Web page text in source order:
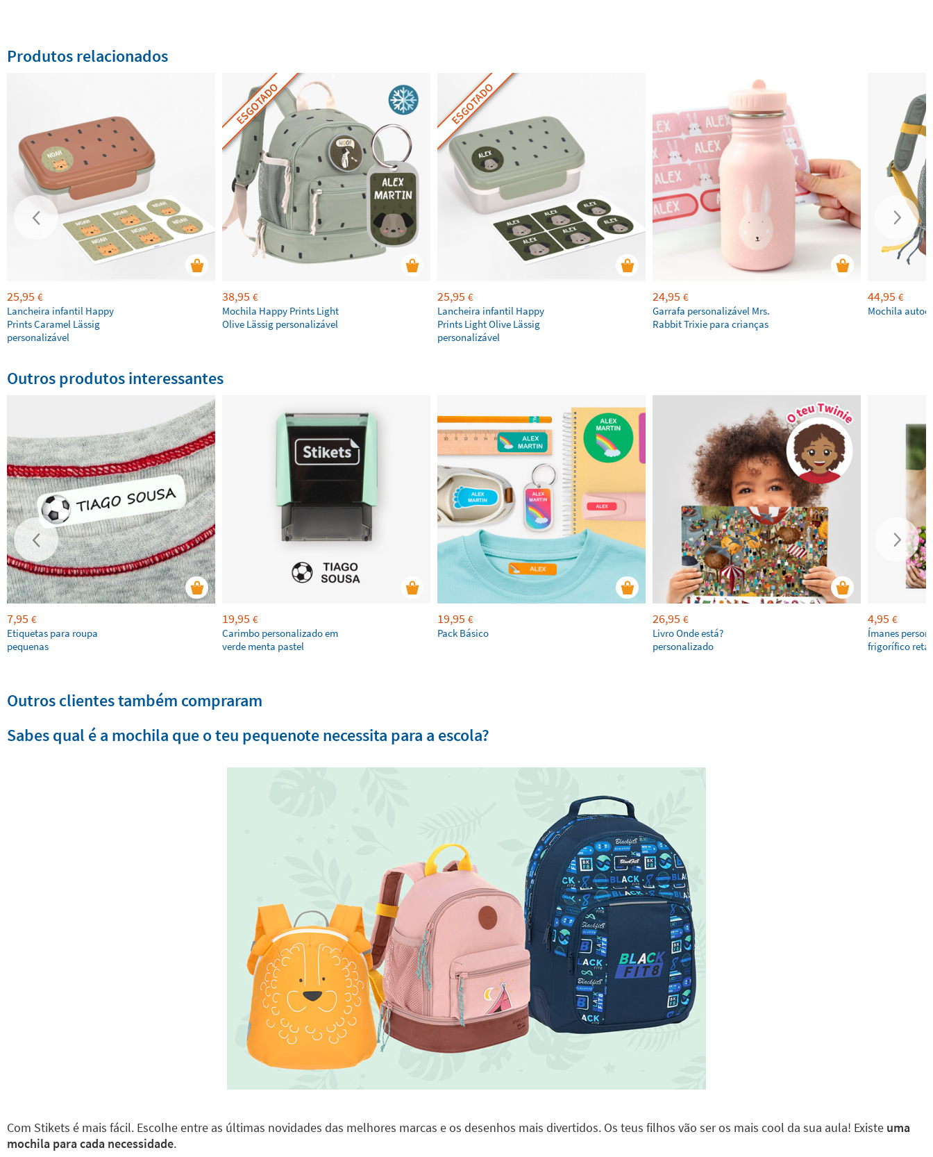
Produtos relacionados
25,95 €
Lancheira infantil Happy
Prints Caramel Lässig
personalizável
ESGOTADO
38,95 €
Mochila Happy Prints Light
Olive Lässig personalizável
ESGOTADO
25,95 €
Lancheira infantil Happy
Prints Light Olive Lässig
personalizável
24,95 €
Garrafa personalizável Mrs.
Rabbit Trixie para crianças
44,95 €
Mochila
Outros produtos interessantes
7,95 €
Etiquetas para roupa
pequenas
19,95 €
Carimbo personalizado em
verde menta pastel
19,95 €
Pack Básico
26,95 €
Livro Onde está?
personalizado
4,95 €
Ímanes
frigorífico
Outros clientes também compraram
Sabes qual é a mochila que o teu pequenote necessita para a escola?
Com Stikets é mais fácil. Escolhe entre as últimas novidades das melhores marcas e os desenhos mais divertidos. Os teus filhos vão ser os mais cool da sua aula! Existe uma
mochila para cada necessidade.